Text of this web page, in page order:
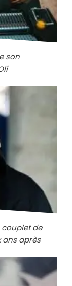
son
couplet de
ans après